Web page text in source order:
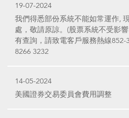
19-07-2024
我們得悉部份系統不能如常運作,
處，敬請原諒。(股票系統不受影
有查詢，請致電客戶服務熱線852-
8266 3232
14-05-2024
美國證券交易委員會費用調整